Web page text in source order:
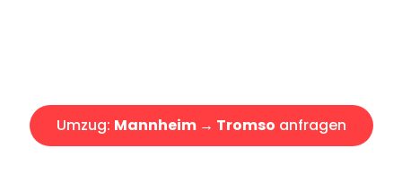
Umzug: Mannheim → Tromso anfragen